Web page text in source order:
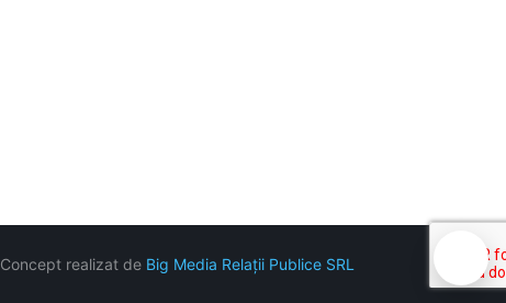
Concept realizat de Big Media Relații Publice SRL